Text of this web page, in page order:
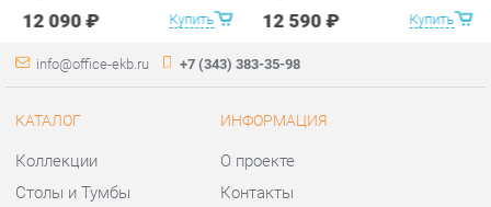
Стулья и Кресла
Мягкая офисная мебель
Дизайн
Помощь